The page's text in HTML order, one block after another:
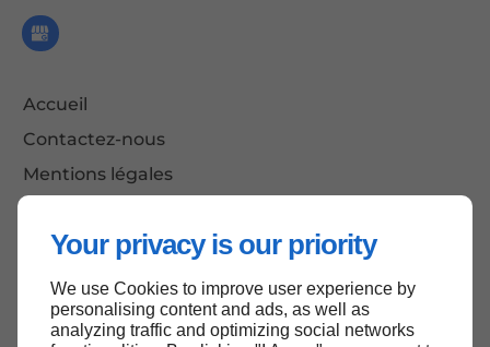
Your privacy is our priority
We use Cookies to improve user experience by
personalising content and ads, as well as
analyzing traffic and optimizing social networks
Accueil
Contactez-nous
Mentions légales
Haut de page